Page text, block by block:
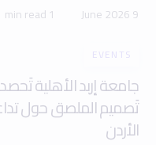
9 June 2026
1 min read
EVENTS
جامعة إربد الأهلية
تَصميم الملصق حول
الأردن